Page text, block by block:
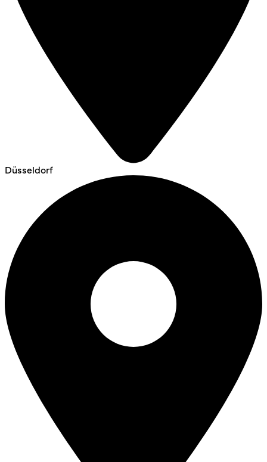
Düsseldorf